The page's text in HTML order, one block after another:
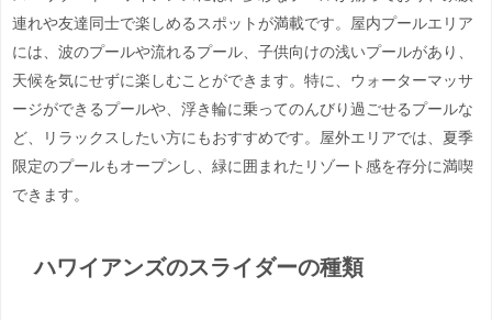
連れや友達同士で楽しめるスポットが満載です。屋内プールエリア
には、波のプールや流れるプール、子供向けの浅いプールがあり、
天候を気にせずに楽しむことができます。特に、ウォーターマッサ
ージができるプールや、浮き輪に乗ってのんびり過ごせるプールな
ど、リラックスしたい方にもおすすめです。屋外エリアでは、夏季
限定のプールもオープンし、緑に囲まれたリゾート感を存分に満喫
できます。
ハワイアンズのスライダーの種類